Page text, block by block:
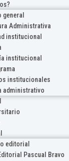
general
Administrativa
institucional
institucional
institucionales
administrativo
editorial
Pascual Bravo